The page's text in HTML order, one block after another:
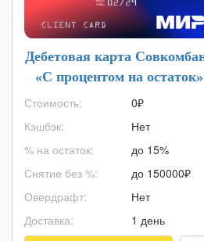
Дебетовая карта
«С процентом на остаток»
Стоимость:
Кэшбэк:
% на остаток:
Снятие без %:
Овердрафт:
Доставка:
0₽
Нет
до 15%
до 150000₽
Нет
1 день